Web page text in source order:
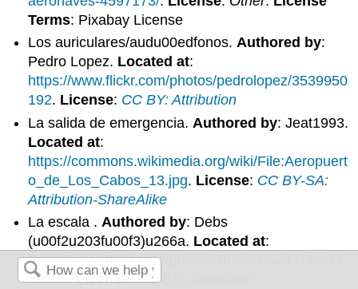
Terms: Pixabay License
Los auriculares/audu00edfonos.Authored by:
Pedro Lopez. Located at:
https://www.flickr.com/photos/pedrolopez/3539950
192. License: CC BY: Attribution
La salida de emergencia. Authored by: Jeat1993.
Located at:
https://commons.wikimedia.org/wiki/File:Aeropuert
o_de_Los_Cabos_13.jpg. License: CC BY-SA:
Attribution-ShareAlike
La escala .Authored by: Debs
(u00f2u203fu00f3)u266a. Located at:
https://www.flickr.com/photos/littledebbie11/38911
50751.License:CC BY: Attribution